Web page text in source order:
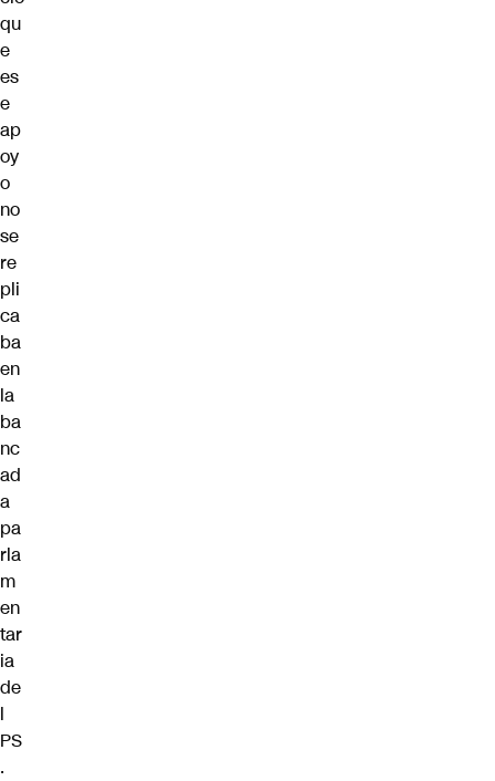
qu
e
es
e
ap
oy
o
no
se
re
pli
ca
ba
en
la
ba
nc
ad
a
pa
rla
m
en
tar
ia
de
l
PS
.